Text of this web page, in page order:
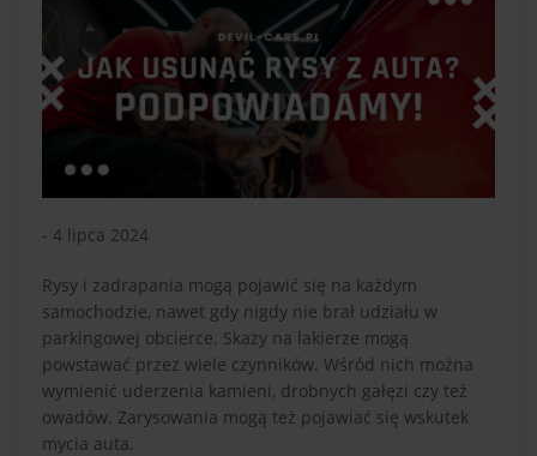
- 4 lipca 2024
Rysy i zadrapania mogą pojawić się na każdym
samochodzie, nawet gdy nigdy nie brał udziału w
parkingowej obcierce. Skazy na lakierze mogą
powstawać przez wiele czynników. Wśród nich można
wymienić uderzenia kamieni, drobnych gałęzi czy też
owadów. Zarysowania mogą też pojawiać się wskutek
mycia auta.